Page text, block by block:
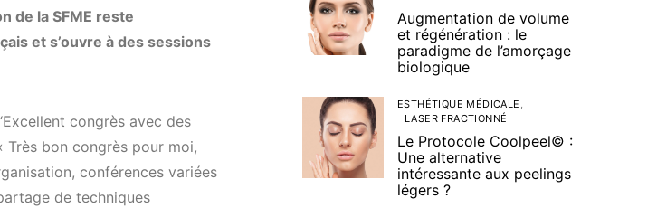
de la SFME reste
et s’ouvre à des sessions
congrès avec des
bon congrès pour moi,
conférences variées
de techniques
Augmentation de volume
et régénération : le
paradigme de l’amorçage
biologique
ESTHÉTIQUE MÉDICALE
LASER FRACTIONNÉ
Le Protocole Coolpeel© :
Une alternative
intéressante aux peelings
légers ?